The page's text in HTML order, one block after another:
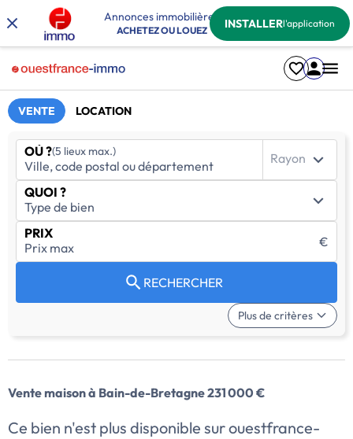
Annonces immobilières
ACHETEZ OU LOUEZ INSTALLERl'application
VENTE LOCATION
OÙ ?(5 lieux max.) Rayon
QUOI ?
PRIX
€
RECHERCHER
Plus de critères
Vente maison à Bain-de-Bretagne 231 000 €
Ce bien n'est plus disponible sur ouestfrance-